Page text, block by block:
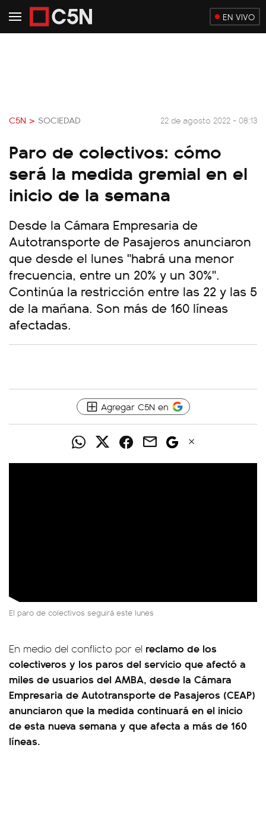
EN VIVO
C5N > SOCIEDAD 22 de agosto 2022 - 08:13
Paro de colectivos: cómo
será la medida gremial en el
inicio de la semana
Desde la Cámara Empresaria de
Autotransporte de Pasajeros anunciaron
que desde el lunes "habrá una menor
frecuencia, entre un 20% y un 30%".
Continúa la restricción entre las 22 y las 5
de la mañana. Son más de 160 líneas
afectadas.
Agregar C5N en
El paro de colectivos seguirá este lunes
En medio del conflicto por el reclamo de los
colectiveros y los paros del servicio que afectó a
miles de usuarios del AMBA, desde la Cámara
Empresaria de Autotransporte de Pasajeros (CEAP)
anunciaron que la medida continuará en el inicio
de esta nueva semana y que afecta a más de 160
líneas.